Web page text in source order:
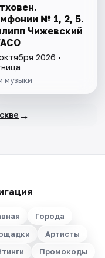
№ 1, 2, 5.
Чижевский
2026 •
музыки
→
Города
Артисты
Промокоды